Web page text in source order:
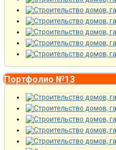
Портфолио №13